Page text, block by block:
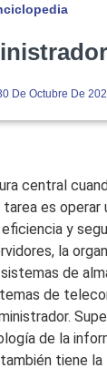
De Octubre De
central
es operar
y
la
de
de
de la
tiene